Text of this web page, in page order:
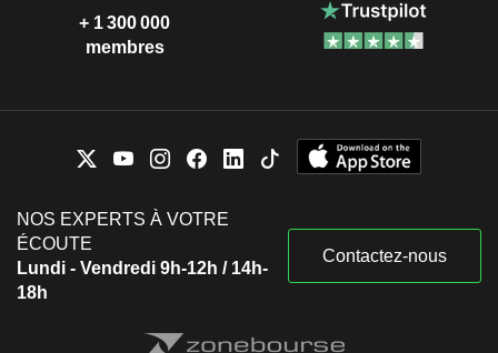
+ 1 300 000
membres
NOS EXPERTS À VOTRE
ÉCOUTE
Lundi - Vendredi 9h-12h / 14h-
18h
Contactez-nous